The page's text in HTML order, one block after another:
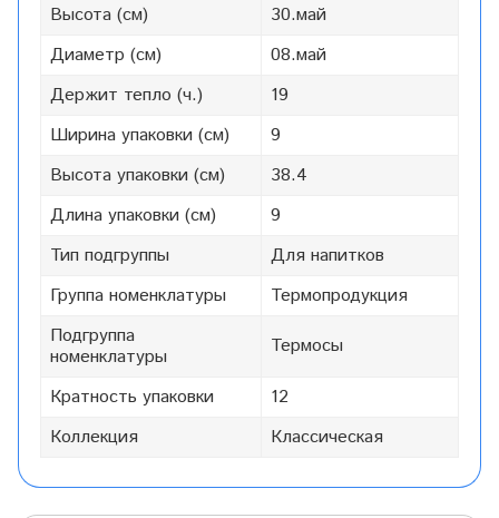
Высота (см)
30.май
Диаметр (см)
08.май
Держит тепло (ч.)
19
Ширина упаковки (см)
9
Высота упаковки (см)
38.4
Длина упаковки (см)
9
Тип подгруппы
Для напитков
Группа номенклатуры
Термопродукция
Подгруппа
номенклатуры
Термосы
Кратность упаковки
12
Коллекция
Классическая